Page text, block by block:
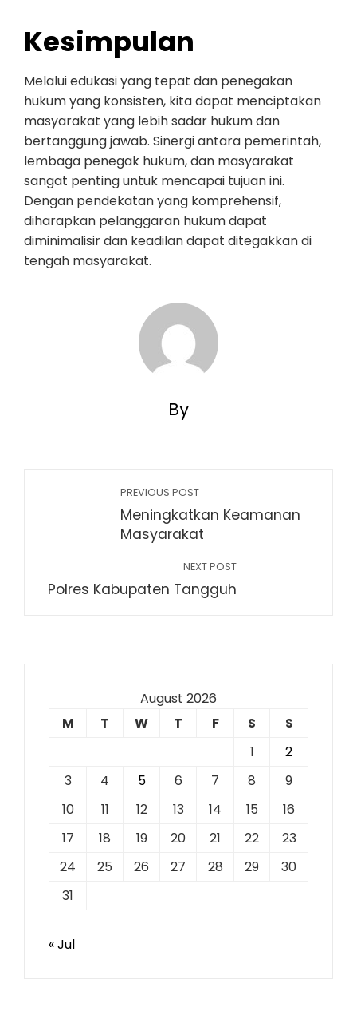
Kesimpulan
Melalui edukasi yang tepat dan penegakan
hukum yang konsisten, kita dapat menciptakan
masyarakat yang lebih sadar hukum dan
bertanggung jawab. Sinergi antara pemerintah,
lembaga penegak hukum, dan masyarakat
sangat penting untuk mencapai tujuan ini.
Dengan pendekatan yang komprehensif,
diharapkan pelanggaran hukum dapat
diminimalisir dan keadilan dapat ditegakkan di
tengah masyarakat.
By
PREVIOUS POST
Meningkatkan Keamanan
Masyarakat
NEXT POST
Polres Kabupaten Tangguh
August 2026
M
T W T F S
S
1
2
3
4 5 6 7 8
9
10
11 12 13 14 15
16
17
18 19 20 21 22
23
24
25 26 27 28 29
30
31
« Jul